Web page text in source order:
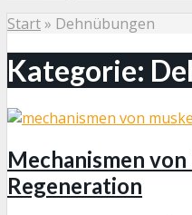
Start» Dehnübungen
Kategorie:
Mechanismen
Regeneration